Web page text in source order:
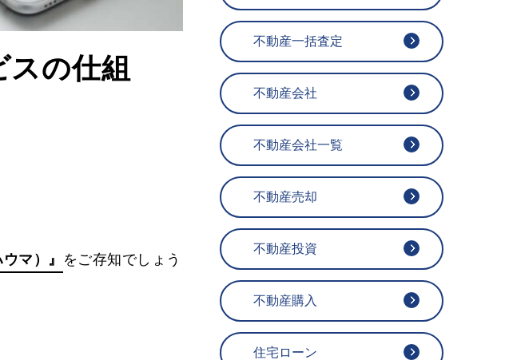
の仕組
マ）』
をご存知でしょう
不動産一括査定
不動産会社
不動産会社一覧
不動産売却
不動産投資
不動産購入
住宅ローン